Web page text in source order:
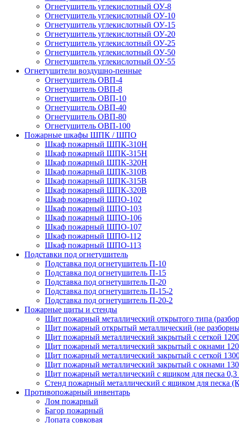
Огнетушитель углекислотный ОУ-8
Огнетушитель углекислотный ОУ-10
Огнетушитель углекислотный ОУ-15
Огнетушитель углекислотный ОУ-20
Огнетушитель углекислотный ОУ-25
Огнетушитель углекислотный ОУ-50
Огнетушитель углекислотный ОУ-55
Огнетушители воздушно-пенные
Огнетушитель ОВП-4
Огнетушитель ОВП-8
Огнетушитель ОВП-10
Огнетушитель ОВП-40
Огнетушитель ОВП-80
Огнетушитель ОВП-100
Пожарные шкафы ШПК / ШПО
Шкаф пожарный ШПК-310Н
Шкаф пожарный ШПК-315Н
Шкаф пожарный ШПК-320Н
Шкаф пожарный ШПК-310В
Шкаф пожарный ШПК-315В
Шкаф пожарный ШПК-320В
Шкаф пожарный ШПО-102
Шкаф пожарный ШПО-103
Шкаф пожарный ШПО-106
Шкаф пожарный ШПО-107
Шкаф пожарный ШПО-112
Шкаф пожарный ШПО-113
Подставки под огнетушитель
Подставка под огнетушитель П-10
Подставка под огнетушитель П-15
Подставка под огнетушитель П-20
Подставка под огнетушитель П-15-2
Подставка под огнетушитель П-20-2
Пожарные щиты и стенды
Щит пожарный металлический открытого типа
Щит пожарный открытый металлический (не
Щит пожарный металлический закрытый с сеткой
Щит пожарный металлический закрытый с окнами
Щит пожарный металлический закрытый с сеткой
Щит пожарный металлический закрытый с окнами
Щит пожарный металлический с ящиком для песка 0,3
Стенд пожарный металлический с ящиком для песка
Противопожарный инвентарь
Лом пожарный
Багор пожарный
Лопата совковая